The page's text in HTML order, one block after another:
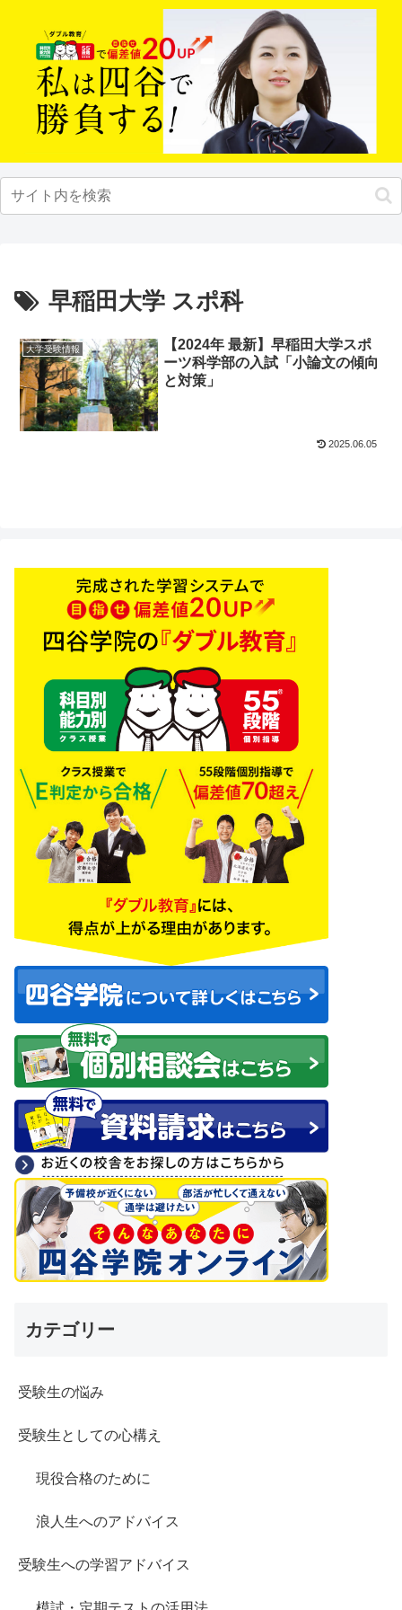
早稲田大学 スポ科
大学受験情報
【2024年 最新】早稲田大学スポ
ーツ科学部の入試「小論文の傾向
と対策」
2025.06.05
カテゴリー
受験生の悩み
受験生としての心構え
現役合格のために
浪人生へのアドバイス
受験生への学習アドバイス